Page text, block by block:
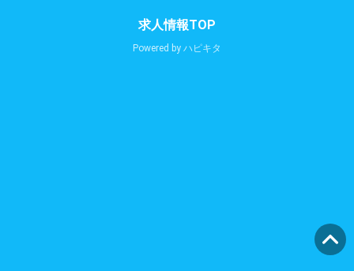
求人情報TOP
Powered by ハピキタ